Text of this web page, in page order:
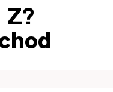
Z?